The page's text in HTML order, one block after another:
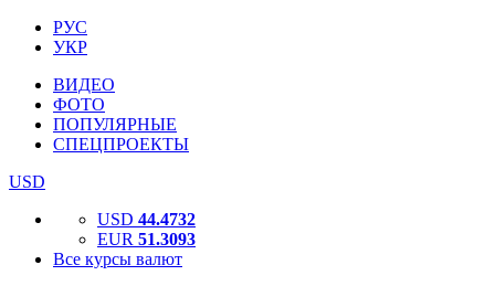
РУС
УКР
ВИДЕО
ФОТО
ПОПУЛЯРНЫЕ
СПЕЦПРОЕКТЫ
USD
USD 44.4732
EUR 51.3093
Все курсы валют